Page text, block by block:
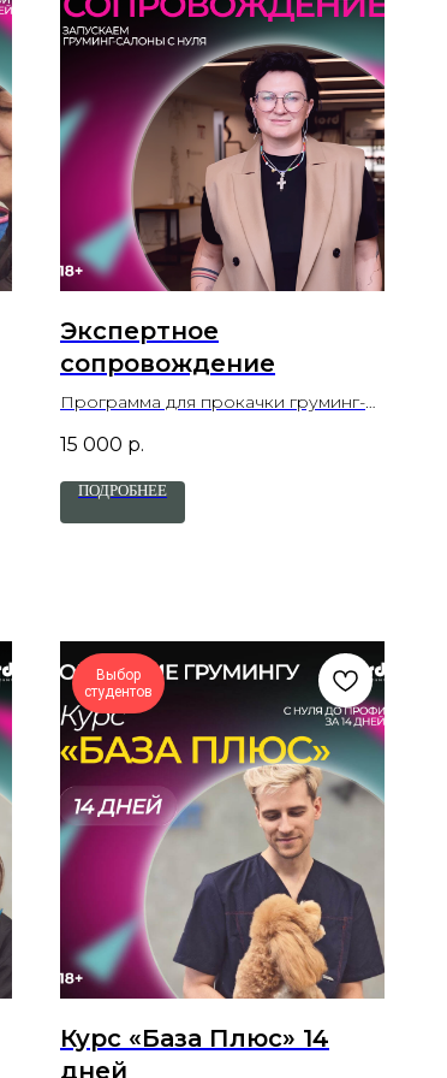
Экспертное
сопровождение
Программа для прокачки груминг-
15 000 р.
ПОДРОБНЕЕ
Выбор
студентов
Курс «База Плюс» 14
дней